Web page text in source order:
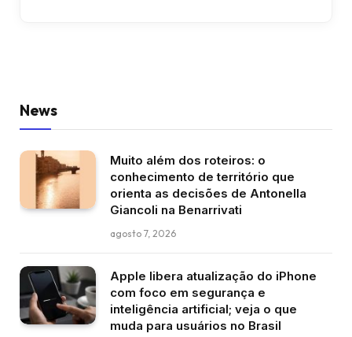
News
Muito além dos roteiros: o
conhecimento de território que
orienta as decisões de Antonella
Giancoli na Benarrivati
agosto 7, 2026
Apple libera atualização do iPhone
com foco em segurança e
inteligência artificial; veja o que
muda para usuários no Brasil